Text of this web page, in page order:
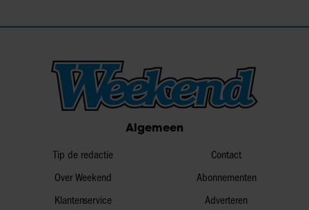
Algemeen
Tip de redactie
Over Weekend
Klantenservice
Contact
Abonnementen
Adverteren